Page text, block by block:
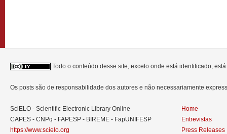
Todo o conteúdo desse site, exceto onde está identificado,
Os posts são de responsabilidade dos autores e não necessariamente
SciELO - Scientific Electronic Library Online
CAPES - CNPq - FAPESP - BIREME - FapUNIFESP
https://www.scielo.org
Home
Entrevistas
Press Releases